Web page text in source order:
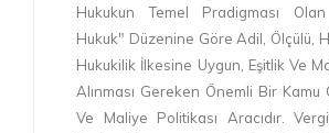
Hukukun Temel Pradigması
Hukuk" Düzenine Göre Adil, Ölçülü,
Hukukilik İlkesine Uygun, Eşitlik Ve
Alınması Gereken Önemli Bir Kamu
Ve Maliye Politikası Aracıdır.